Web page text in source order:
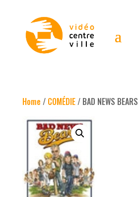
Home / COMÉDIE/ BAD NEWS BEARS